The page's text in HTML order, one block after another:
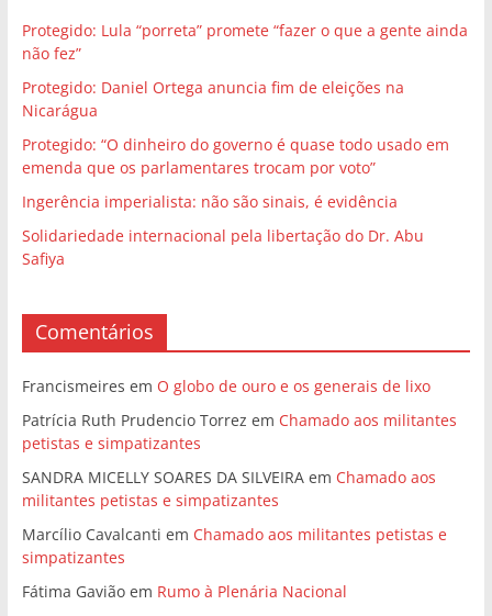
Protegido: Lula “porreta” promete “fazer o que a gente ainda
não fez”
Protegido: Daniel Ortega anuncia fim de eleições na
Nicarágua
Protegido: “O dinheiro do governo é quase todo usado em
emenda que os parlamentares trocam por voto”
Ingerência imperialista: não são sinais, é evidência
Solidariedade internacional pela libertação do Dr. Abu
Safiya
Comentários
Francismeires em O globo de ouro e os generais de lixo
Patrícia Ruth Prudencio Torrez em Chamado aos militantes
petistas e simpatizantes
SANDRA MICELLY SOARES DA SILVEIRAem Chamado aos
militantes petistas e simpatizantes
Marcílio Cavalcanti em Chamado aos militantes petistas e
simpatizantes
Fátima Gaviãoem Rumo à Plenária Nacional